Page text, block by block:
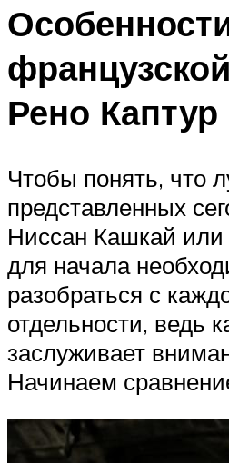
Рено Каптур
Чтобы понять, что
представленных
Ниссан Кашкай или
для начала
разобраться с
отдельности, ведь
заслуживает
Начинаем